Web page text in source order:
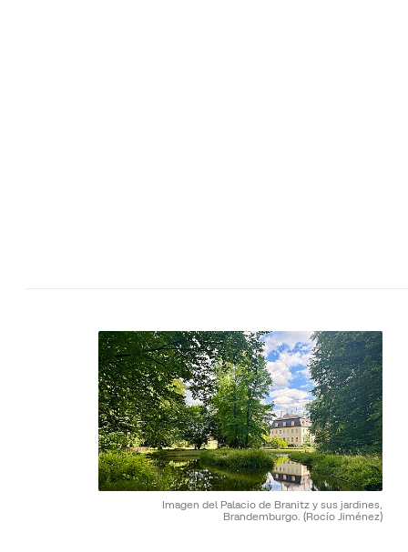
Imagen del Palacio de Branitz y sus jardines,
Brandemburgo. (Rocío Jiménez)